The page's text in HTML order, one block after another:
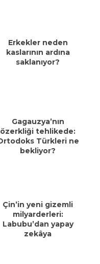
Erkekler neden
kaslarının ardına
saklanıyor?
Gagauzya’nın
özerkliği tehlikede:
Türkleri ne
bekliyor?
Çin’in yeni gizemli
milyarderleri:
Labubu’dan yapay
zekâya